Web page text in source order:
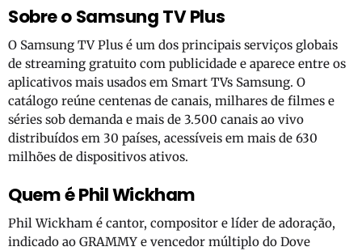
Sobre o Samsung TV Plus
O Samsung TV Plus é um dos principais serviços globais
de streaming gratuito com publicidade e aparece entre os
aplicativos mais usados em Smart TVs Samsung. O
catálogo reúne centenas de canais, milhares de filmes e
séries sob demanda e mais de 3.500 canais ao vivo
distribuídos em 30 países, acessíveis em mais de 630
milhões de dispositivos ativos.
Quem é Phil Wickham
Phil Wickham é cantor, compositor e líder de adoração,
indicado ao GRAMMY e vencedor múltiplo do Dove